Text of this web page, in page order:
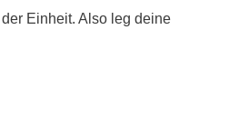
Einheit. Also leg deine